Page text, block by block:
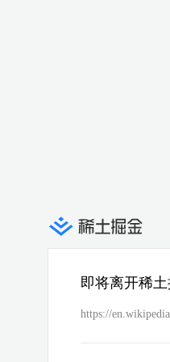
即将离开稀
https://